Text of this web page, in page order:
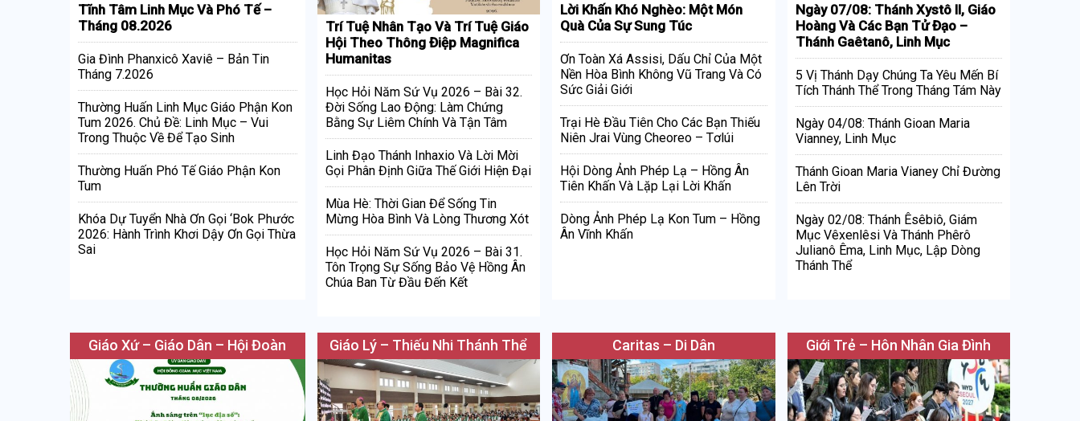
Tĩnh Tâm Linh Mục Và Phó Tế –
Tháng 08.2026
Gia Đình Phanxicô Xaviê – Bản Tin
Tháng 7.2026
Thường Huấn Linh Mục Giáo Phận Kon
Tum 2026. Chủ Đề: Linh Mục – Vui
Trong Thuộc Về Để Tạo Sinh
Thường Huấn Phó Tế Giáo Phận Kon
Tum
Khóa Dự Tuyển Nhà Ơn Gọi ‘Bok Phước
2026: Hành Trình Khơi Dậy Ơn Gọi Thừa
Sai
Trí Tuệ Nhân Tạo Và Trí Tuệ Giáo
Hội Theo Thông Điệp Magnifica
Humanitas
Học Hỏi Năm Sứ Vụ 2026 – Bài 32.
Đời Sống Lao Động: Làm Chứng
Bằng Sự Liêm Chính Và Tận Tâm
Linh Đạo Thánh Inhaxio Và Lời Mời
Gọi Phân Định Giữa Thế Giới Hiện Đại
Mùa Hè: Thời Gian Để Sống Tin
Mừng Hòa Bình Và Lòng Thương Xót
Học Hỏi Năm Sứ Vụ 2026 – Bài 31.
Tôn Trọng Sự Sống Bảo Vệ Hồng Ân
Chúa Ban Từ Đầu Đến Kết
Lời Khấn Khó Nghèo: Một Món
Quà Của Sự Sung Túc
Ơn Toàn Xá Assisi, Dấu Chỉ Của Một
Nền Hòa Bình Không Vũ Trang Và Có
Sức Giải Giới
Trại Hè Đầu Tiên Cho Các Bạn Thiếu
Niên Jrai Vùng Cheoreo – Tơlúi
Hội Dòng Ảnh Phép Lạ – Hồng Ân
Tiên Khấn Và Lặp Lại Lời Khấn
Dòng Ảnh Phép Lạ Kon Tum – Hồng
Ân Vĩnh Khấn
Ngày 07/08: Thánh Xystô II, Giáo
Hoàng Và Các Bạn Tử Đạo –
Thánh Gaêtanô, Linh Mục
5 Vị Thánh Dạy Chúng Ta Yêu Mến Bí
Tích Thánh Thể Trong Tháng Tám Này
Ngày 04/08: Thánh Gioan Maria
Vianney, Linh Mục
Thánh Gioan Maria Vianey Chỉ Đường
Lên Trời
Ngày 02/08: Thánh Êsêbiô, Giám
Mục Vêxenlêsi Và Thánh Phêrô
Julianô Êma, Linh Mục, Lập Dòng
Thánh Thể
Giáo Xứ – Giáo Dân – Hội Đoàn Giáo Lý – Thiếu Nhi Thánh Thể Caritas – Di Dân Giới Trẻ – Hôn Nhân Gia Đình